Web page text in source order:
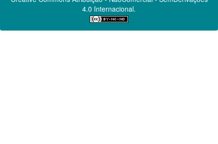
4.0 Internacional.